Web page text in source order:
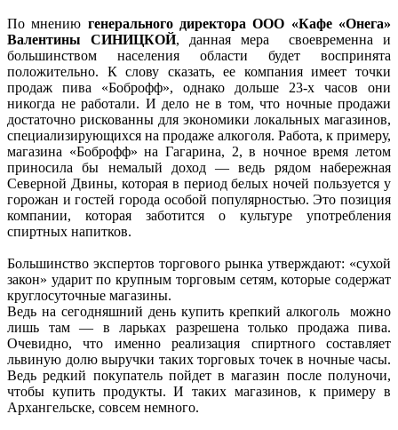
По мнению генерального директора ООО «Кафе «Онега»
Валентины СИНИЦКОЙ, данная мера своевременна и
большинством населения области будет воспринята
положительно. К слову сказать, ее компания имеет точки
продаж пива «Боброфф», однако дольше 23-х часов они
никогда не работали. И дело не в том, что ночные продажи
достаточно рискованны для экономики локальных магазинов,
специализирующихся на продаже алкоголя. Работа, к примеру,
магазина «Боброфф» на Гагарина, 2, в ночное время летом
приносила бы немалый доход — ведь рядом набережная
Северной Двины, которая в период белых ночей пользуется у
горожан и гостей города особой популярностью. Это позиция
компании, которая заботится о культуре употребления
спиртных напитков.
Большинство экспертов торгового рынка утверждают: «сухой
закон» ударит по крупным торговым сетям, которые содержат
круглосуточные магазины.
Ведь на сегодняшний день купить крепкий алкоголь можно
лишь там — в ларьках разрешена только продажа пива.
Очевидно, что именно реализация спиртного составляет
львиную долю выручки таких торговых точек в ночные часы.
Ведь редкий покупатель пойдет в магазин после полуночи,
чтобы купить продукты. И таких магазинов, к примеру в
Архангельске, совсем немного.